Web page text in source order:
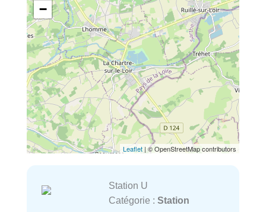
−
Leaflet | © OpenStreetMap contributors
Station U
Catégorie : Station